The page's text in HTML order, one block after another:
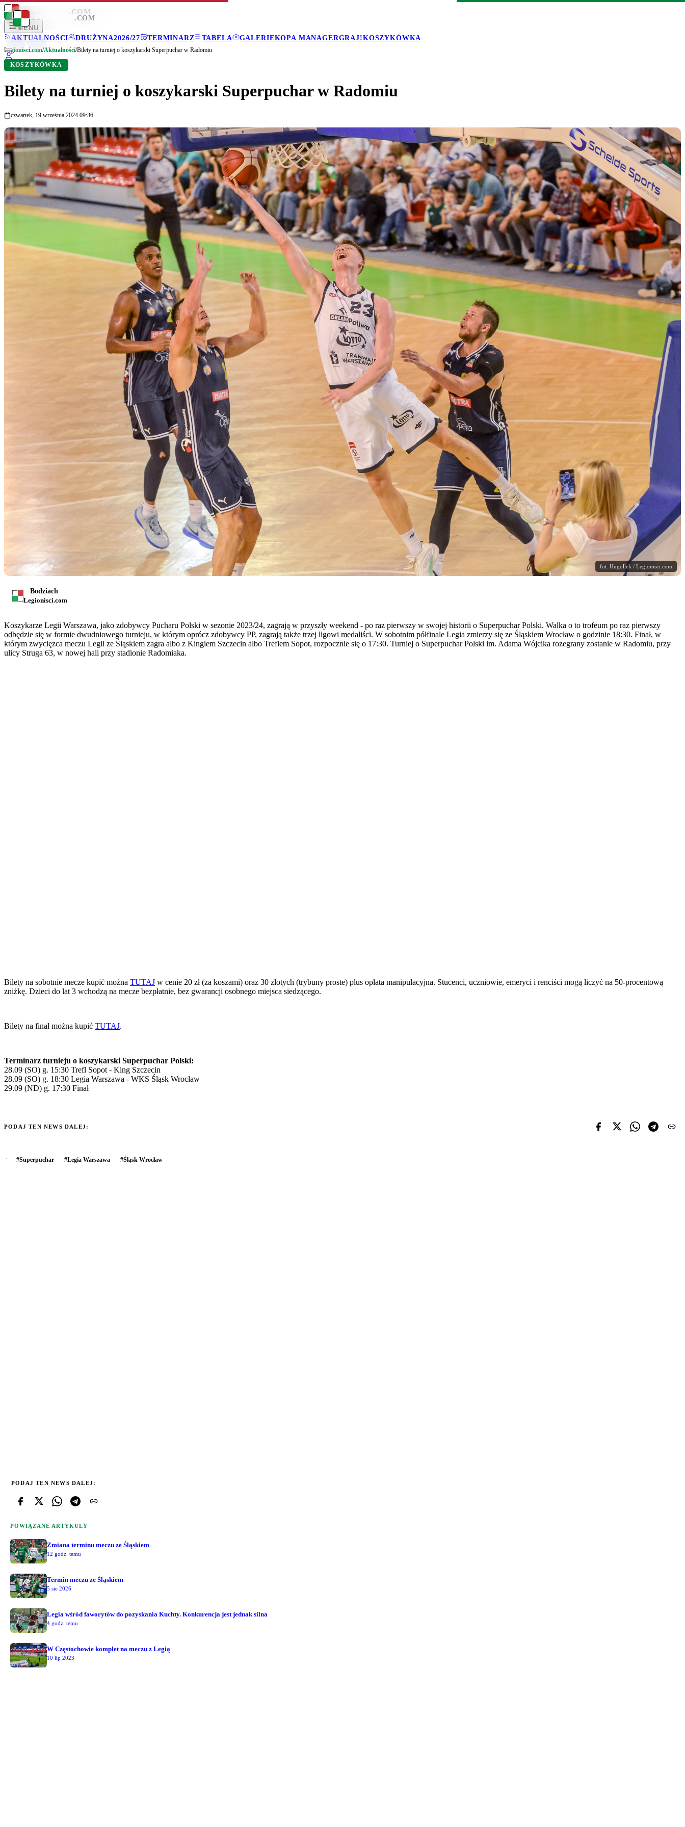
LEGIONISCI .COM
MENU
AKTUALNOŚCI
DRUŻYNA2026/27 TERMINARZ TABELA GALERIEKOPA MANAGERGRAJ!KOSZYKÓWKA
LEGIONISCI .COM
Legionisci.com/Aktualności/Bilety na turniej o koszykarski Superpuchar w Radomiu
KOSZYKÓWKA
Bilety na turniej o koszykarski Superpuchar w Radomiu
czwartek, 19 września 2024 09:36
fot. Hugollek / Legionisci.com
Bodziach
Legionisci.com
Koszykarze Legii Warszawa, jako zdobywcy Pucharu Polski w sezonie 2023/24, zagrają w przyszły weekend - po raz pierwszy w swojej historii o Superpuchar Polski. Walka o to trofeum po raz pierwszy
odbędzie się w formie dwudniowego turnieju, w którym oprócz zdobywcy PP, zagrają także trzej ligowi medaliści. W sobotnim półfinale Legia zmierzy się ze Śląskiem Wrocław o godzinie 18:30. Finał, w
którym zwycięzca meczu Legii ze Śląskiem zagra albo z Kingiem Szczecin albo Treflem Sopot, rozpocznie się o 17:30. Turniej o Superpuchar Polski im. Adama Wójcika rozegrany zostanie w Radomiu, przy
ulicy Struga 63, w nowej hali przy stadionie Radomiaka.
Bilety na sobotnie mecze kupić można TUTAJ w cenie 20 zł (za koszami) oraz 30 złotych (trybuny proste) plus opłata manipulacyjna. Stucenci, uczniowie, emeryci i renciści mogą liczyć na 50-procentową
zniżkę. Dzieci do lat 3 wchodzą na mecze bezpłatnie, bez gwarancji osobnego miejsca siedzącego.
Bilety na finał można kupić TUTAJ.
Terminarz turnieju o koszykarski Superpuchar Polski:
28.09 (SO) g. 15:30 Trefl Sopot - King Szczecin
28.09 (SO) g. 18:30 Legia Warszawa - WKS Śląsk Wrocław
29.09 (ND) g. 17:30 Finał
PODAJ TEN NEWS DALEJ:
#Superpuchar #Legia Warszawa #Śląsk Wrocław
PODAJ TEN NEWS DALEJ:
POWIĄZANE ARTYKUŁY
Zmiana terminu meczu ze Śląskiem
12 godz. temu
Termin meczu ze Śląskiem
5 sie 2026
Legia wśród faworytów do pozyskania Kuchty. Konkurencja jest jednak silna
4 godz. temu
W Częstochowie komplet na meczu z Legią
10 lip 2023